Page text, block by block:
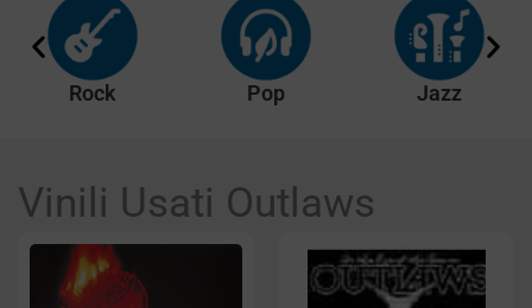
Rock Pop Jazz
Vinili Usati Outlaws